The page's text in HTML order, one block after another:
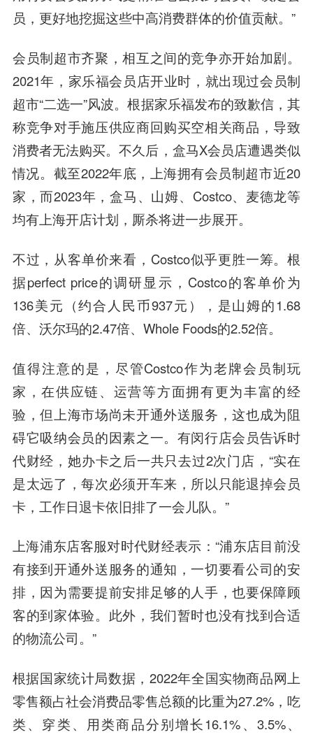
员，更好地挖掘这些中高消费群体的价值贡献。”
会员制超市齐聚，相互之间的竞争亦开始加剧。
2021年，家乐福会员店开业时，就出现过会员制
超市“二选一”风波。根据家乐福发布的致歉信，其
称竞争对手施压供应商回购买空相关商品，导致
消费者无法购买。不久后，盒马X会员店遭遇类似
情况。截至2022年底，上海拥有会员制超市近20
家，而2023年，盒马、山姆、Costco、麦德龙等
均有上海开店计划，厮杀将进一步展开。
不过，从客单价来看，Costco似乎更胜一筹。根
据perfect price的调研显示，Costco的客单价为
136美元（约合人民币937元），是山姆的1.68
倍、沃尔玛的2.47倍、Whole Foods的2.52倍。
值得注意的是，尽管Costco作为老牌会员制玩
家，在供应链、运营等方面拥有更为丰富的经
验，但上海市场尚未开通外送服务，这也成为阻
碍它吸纳会员的因素之一。有闵行店会员告诉时
代财经，她办卡之后一共只去过2次门店，“实在
是太远了，每次必须开车来，所以只能退掉会员
卡，工作日退卡依旧排了一会儿队。”
上海浦东店客服对时代财经表示：“浦东店目前没
有接到开通外送服务的通知，一切要看公司的安
排，因为需要提前安排足够的人手，也要保障顾
客的到家体验。此外，我们暂时也没有找到合适
的物流公司。”
根据国家统计局数据，2022年全国实物商品网上
零售额占社会消费品零售总额的比重为27.2%，吃
类、穿类、用类商品分别增长16.1%、3.5%、